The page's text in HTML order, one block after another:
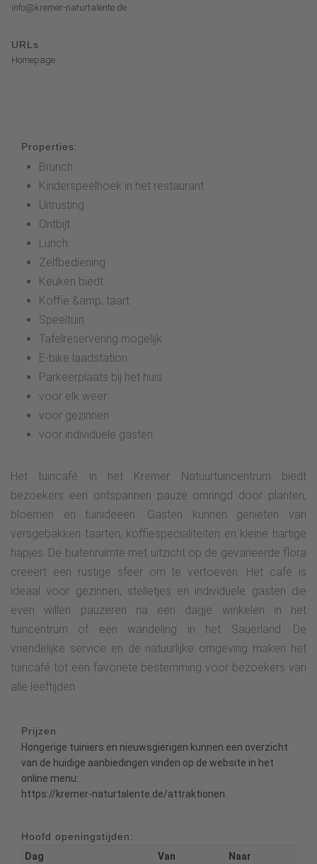
info@kremer-naturtalente.de
URLs
Homepage
Properties:
Brunch
Kinderspeelhoek in het restaurant
Uitrusting
Ontbijt
Lunch
Zelfbediening
Keuken biedt
Koffie &amp; taart
Speeltuin
Tafelreservering mogelijk
E-bike laadstation
Parkeerplaats bij het huis
voor elk weer
voor gezinnen
voor individuele gasten
Het tuincafé in het Kremer Natuurtuincentrum biedt
bezoekers een ontspannen pauze omringd door planten,
bloemen en tuinideeën. Gasten kunnen genieten van
versgebakken taarten, koffiespecialiteiten en kleine hartige
hapjes. De buitenruimte met uitzicht op de gevarieerde flora
creëert een rustige sfeer om te vertoeven. Het café is
ideaal voor gezinnen, stelletjes en individuele gasten die
even willen pauzeren na een dagje winkelen in het
tuincentrum of een wandeling in het Sauerland. De
vriendelijke service en de natuurlijke omgeving maken het
tuincafé tot een favoriete bestemming voor bezoekers van
alle leeftijden.
Prijzen
Hongerige tuiniers en nieuwsgierigen kunnen een overzicht
van de huidige aanbiedingen vinden op de website in het
online menu:
https://kremer-naturtalente.de/attraktionen.
Hoofd openingstijden:
Dag
Van Naar